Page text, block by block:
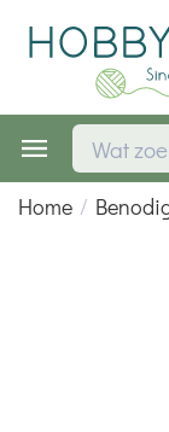
Home /